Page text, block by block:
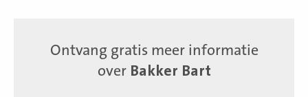
Ontvang gratis meer informatie
over Bakker Bart